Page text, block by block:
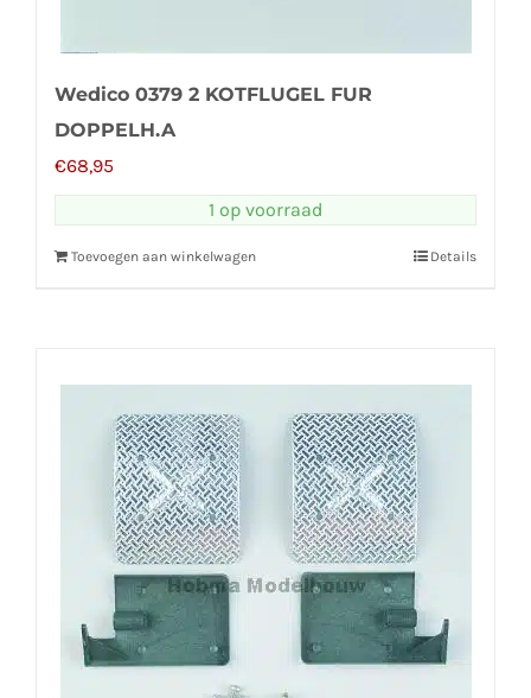
Wedico 0379 2 KOTFLUGEL FUR
DOPPELH.A
€68,95
1 op voorraad
Toevoegen aan winkelwagen Details